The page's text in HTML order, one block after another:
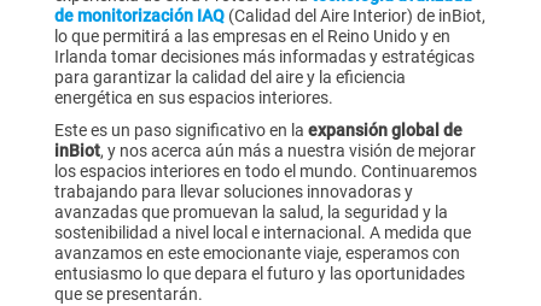
de monitorización IAQ(Calidad del Aire Interior) de inBiot,
lo que permitirá a las empresas en el Reino Unido y en
Irlanda tomar decisiones más informadas y estratégicas
para garantizar la calidad del aire y la eficiencia
energética en sus espacios interiores.
Este es un paso significativo en la expansión global de
inBiot, y nos acerca aún más a nuestra visión de mejorar
los espacios interiores en todo el mundo. Continuaremos
trabajando para llevar soluciones innovadoras y
avanzadas que promuevan la salud, la seguridad y la
sostenibilidad a nivel local e internacional. A medida que
avanzamos en este emocionante viaje, esperamos con
entusiasmo lo que depara el futuro y las oportunidades
que se presentarán.